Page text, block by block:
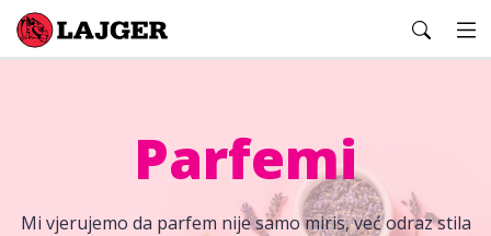
Lajger
Parfemi
Mi vjerujemo da parfem nije samo miris, već odraz stila